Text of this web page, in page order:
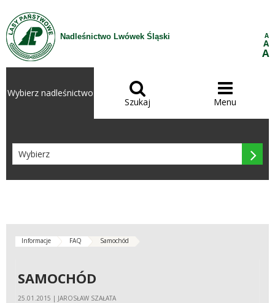
Przejdź do treści
Nadleśnictwo Lwówek Śląski A
A
A
Wybierz nadleśnictwo 
Szukaj

Menu

Informacje FAQ Samochód
SAMOCHÓD
25.01.2015 | JAROSŁAW SZAŁATA